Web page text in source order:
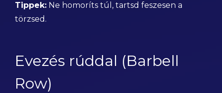
Tippek: Ne homoríts túl, tartsd feszesen a
törzsed.
Evezés rúddal (Barbell
Row)